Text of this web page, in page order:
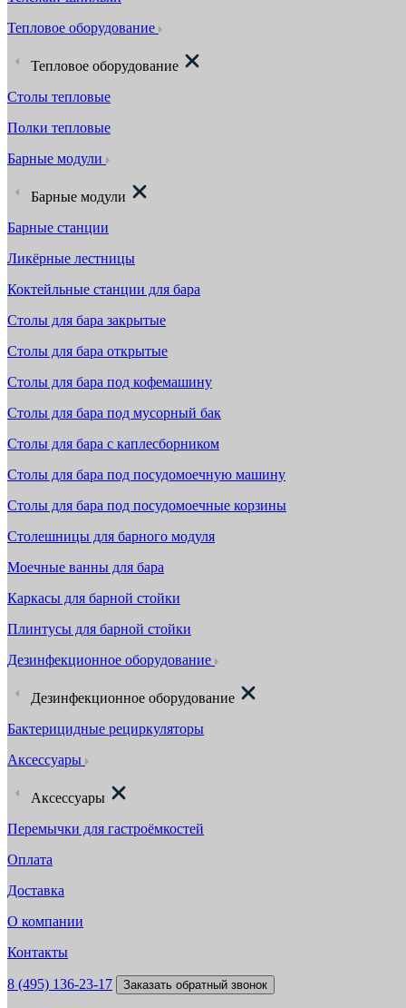
Тепловое оборудование
Тепловое оборудование
Столы тепловые
Полки тепловые
Барные модули
Барные модули
Барные станции
Ликёрные лестницы
Коктейльные станции для бара
Столы для бара закрытые
Столы для бара открытые
Столы для бара под кофемашину
Столы для бара под мусорный бак
Столы для бара с каплесборником
Столы для бара под посудомоечную машину
Столы для бара под посудомоечные корзины
Столешницы для барного модуля
Моечные ванны для бара
Каркасы для барной стойки
Плинтусы для барной стойки
Дезинфекционное оборудование
Дезинфекционное оборудование
Бактерицидные рециркуляторы
Аксессуары
Аксессуары
Перемычки для гастроёмкостей
Оплата
Доставка
О компании
Контакты
8 (495) 136-23-17 Заказать обратный звонок